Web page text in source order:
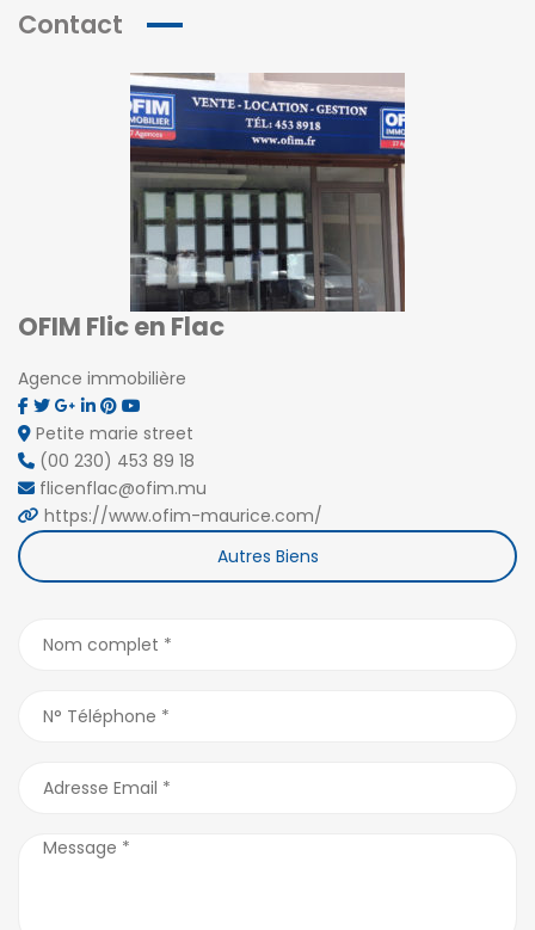
Contact
OFIM Flic en Flac
Agence immobilière
Petite marie street
(00 230) 453 89 18
flicenflac@ofim.mu
https://www.ofim-maurice.com/
Autres Biens